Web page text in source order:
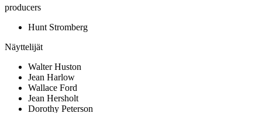
producers
Hunt Stromberg
Näyttelijät
Walter Huston
Jean Harlow
Wallace Ford
Jean Hersholt
Dorothy Peterson